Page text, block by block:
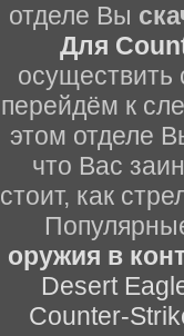
отделе Вы
Для
осуществить
перейдём к
этом отделе
что Вас
стоит, как
оружия в
Desert
Counter-